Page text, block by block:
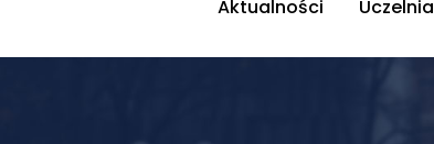
Aktualności Uczelnia